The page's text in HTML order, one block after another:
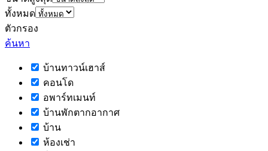
ทั้งหมด
ตัวกรอง
ค้นหา
บ้านทาวน์เฮาส์
คอนโด
อพาร์ทเมนท์
บ้านพักตากอากาศ
บ้าน
ห้องเช่า